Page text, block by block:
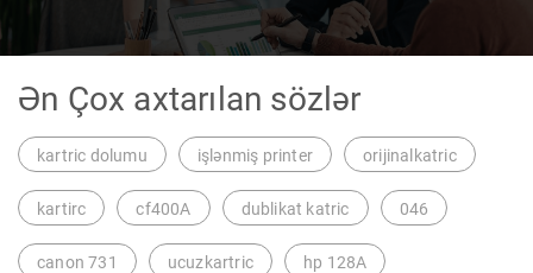
Ən Çox axtarılan sözlər
kartric dolumu işlənmiş printer orijinalkatric
kartirc cf400A dublikat katric 046
canon 731 ucuzkartric hp 128A